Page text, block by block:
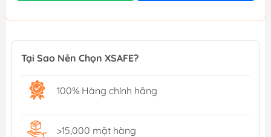
Tại Sao Nên Chọn XSAFE?
100% Hàng chính hãng
>15,000 mặt hàng